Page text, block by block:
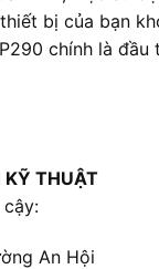
bị của bạn
chính là
KỸ THUẬT
An Hội